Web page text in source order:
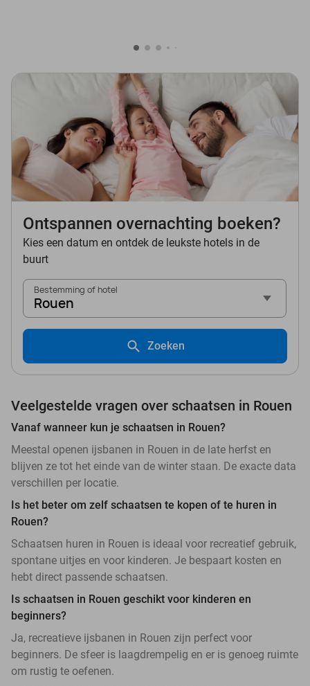
Ontspannen overnachting boeken?
Kies een datum en ontdek de leukste hotels in de
buurt
Bestemming of hotel
Rouen
Zoeken
Veelgestelde vragen over schaatsen in Rouen
Vanaf wanneer kun je schaatsen in Rouen?
Meestal openen ijsbanen in Rouen in de late herfst en
blijven ze tot het einde van de winter staan. De exacte data
verschillen per locatie.
Is het beter om zelf schaatsen te kopen of te huren in
Rouen?
Schaatsen huren in Rouen is ideaal voor recreatief gebruik,
spontane uitjes en voor kinderen. Je bespaart kosten en
hebt direct passende schaatsen.
Is schaatsen in Rouen geschikt voor kinderen en
beginners?
Ja, recreatieve ijsbanen in Rouen zijn perfect voor
beginners. De sfeer is laagdrempelig en er is genoeg ruimte
om rustig te oefenen.